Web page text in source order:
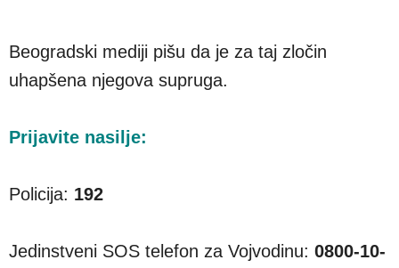
Beogradski mediji pišu da je za taj zločin
uhapšena njegova supruga.
Prijavite nasilje:
Policija: 192
Jedinstveni SOS telefon za Vojvodinu: 0800-10-